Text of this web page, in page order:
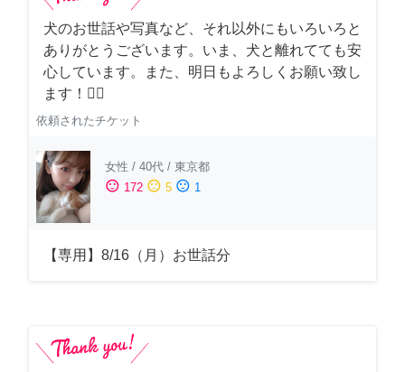
犬のお世話や写真など、それ以外にもいろいろと
ありがとうございます。いま、犬と離れてても安
心しています。また、明日もよろしくお願い致し
ます！🙇‍♂️
依頼されたチケット
女性 / 40代 / 東京都
sentiment_satisfied 172 sentiment_neutral 5 sentiment_dissatisfied 1
【専用】8/16（月）お世話分